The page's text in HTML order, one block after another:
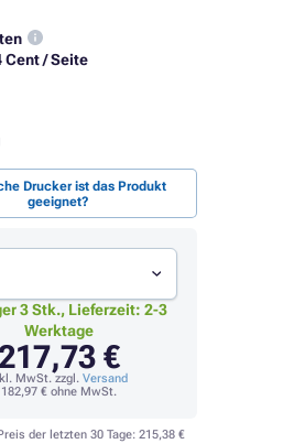
Cent / Seite
Drucker ist das Produkt
geeignet?
3 Stk., Lieferzeit: 2-3
Werktage
217,73 €
MwSt. zzgl. Versand
182,97 €ohne MwSt.
der letzten 30 Tage: 215,38 €